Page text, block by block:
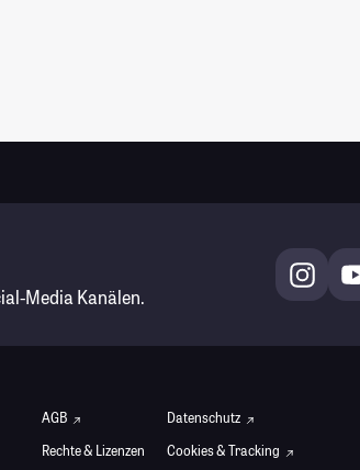
Media Kanälen.
AGB
Rechte & Lizenzen
Datenschutz
Cookies & Tracking